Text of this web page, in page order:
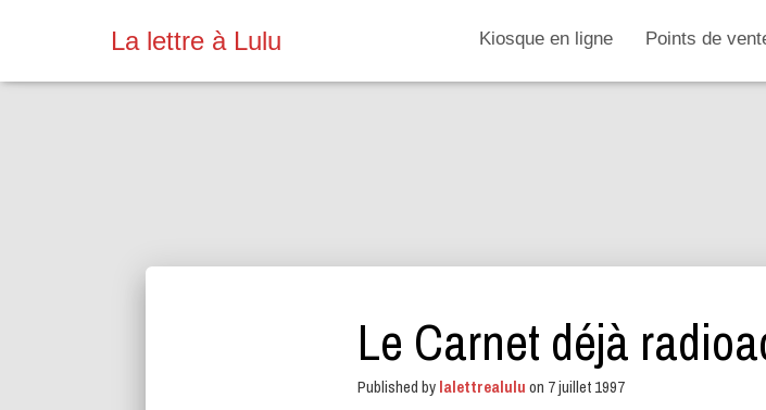
La lettre à Lulu Kiosque en ligne Points de
Le Carnet déjà
Published bylalettrealuluon 7 juillet 1997